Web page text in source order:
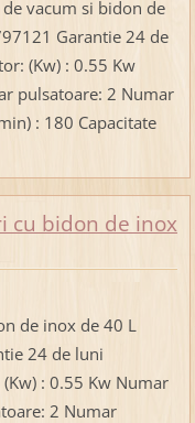
vacum si bidon de
Garantie 24 de
(Kw) : 0.55 Kw
pulsatoare: 2 Numar
: 180 Capacitate
cu bidon de inox
de inox de 40 L
24 de luni
: 0.55 Kw Numar
2 Numar